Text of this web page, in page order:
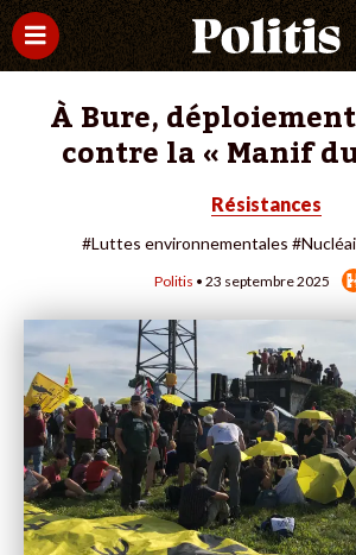
À Bure,
contre la « Manif
Résistances
#Luttes environnementales
Politis • 23 septembre 2025